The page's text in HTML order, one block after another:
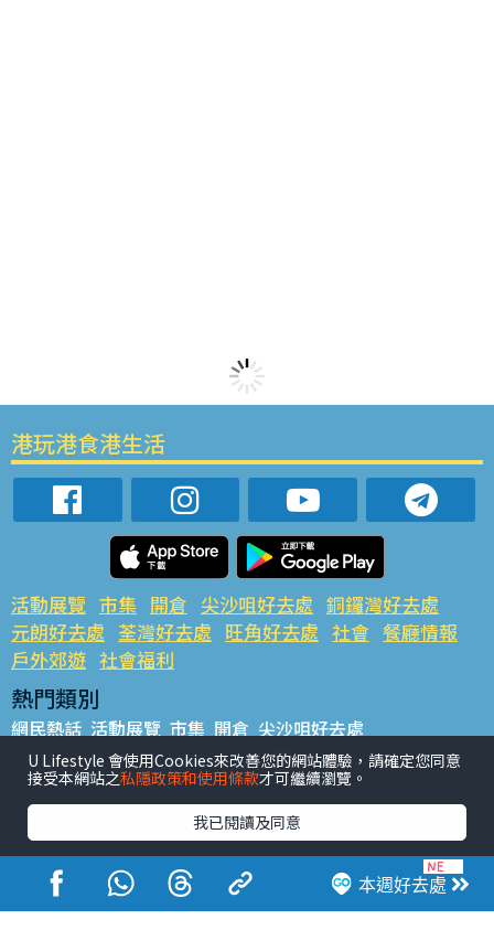
本週好去處
港玩港食港生活
活動展覽 市集 開倉 尖沙咀好去處 銅鑼灣好去處
元朗好去處 荃灣好去處 旺角好去處 社會 餐廳情報
戶外郊遊 社會福利
熱門類別
網民熱話 活動展覽 市集 開倉 尖沙咀好去處
銅鑼灣好去處 元朗好去處 荃灣好去處 旺角好去處 社會
餐廳情報 戶外郊遊
熱門標籤
#UGO搵好去處 #人氣活動推介 #美食社群熱話
#親子玩樂好去處
#ULifestyle應用程式
#限時搶
#UJetso禮物放送
#ULifestyle商戶中心 #著數
U Lifestyle 會使用Cookies來改善您的網站體驗，請確定您同意
接受本網站之私隱政策和使用條款才可繼續瀏覽。
我已閱讀及同意